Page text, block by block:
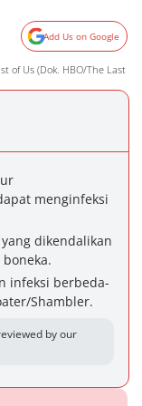
Add Us on Google
of Us (Dok. HBO/The Last
menginfeksi
dikendalikan
infeksi berbeda-
Shambler.
by our